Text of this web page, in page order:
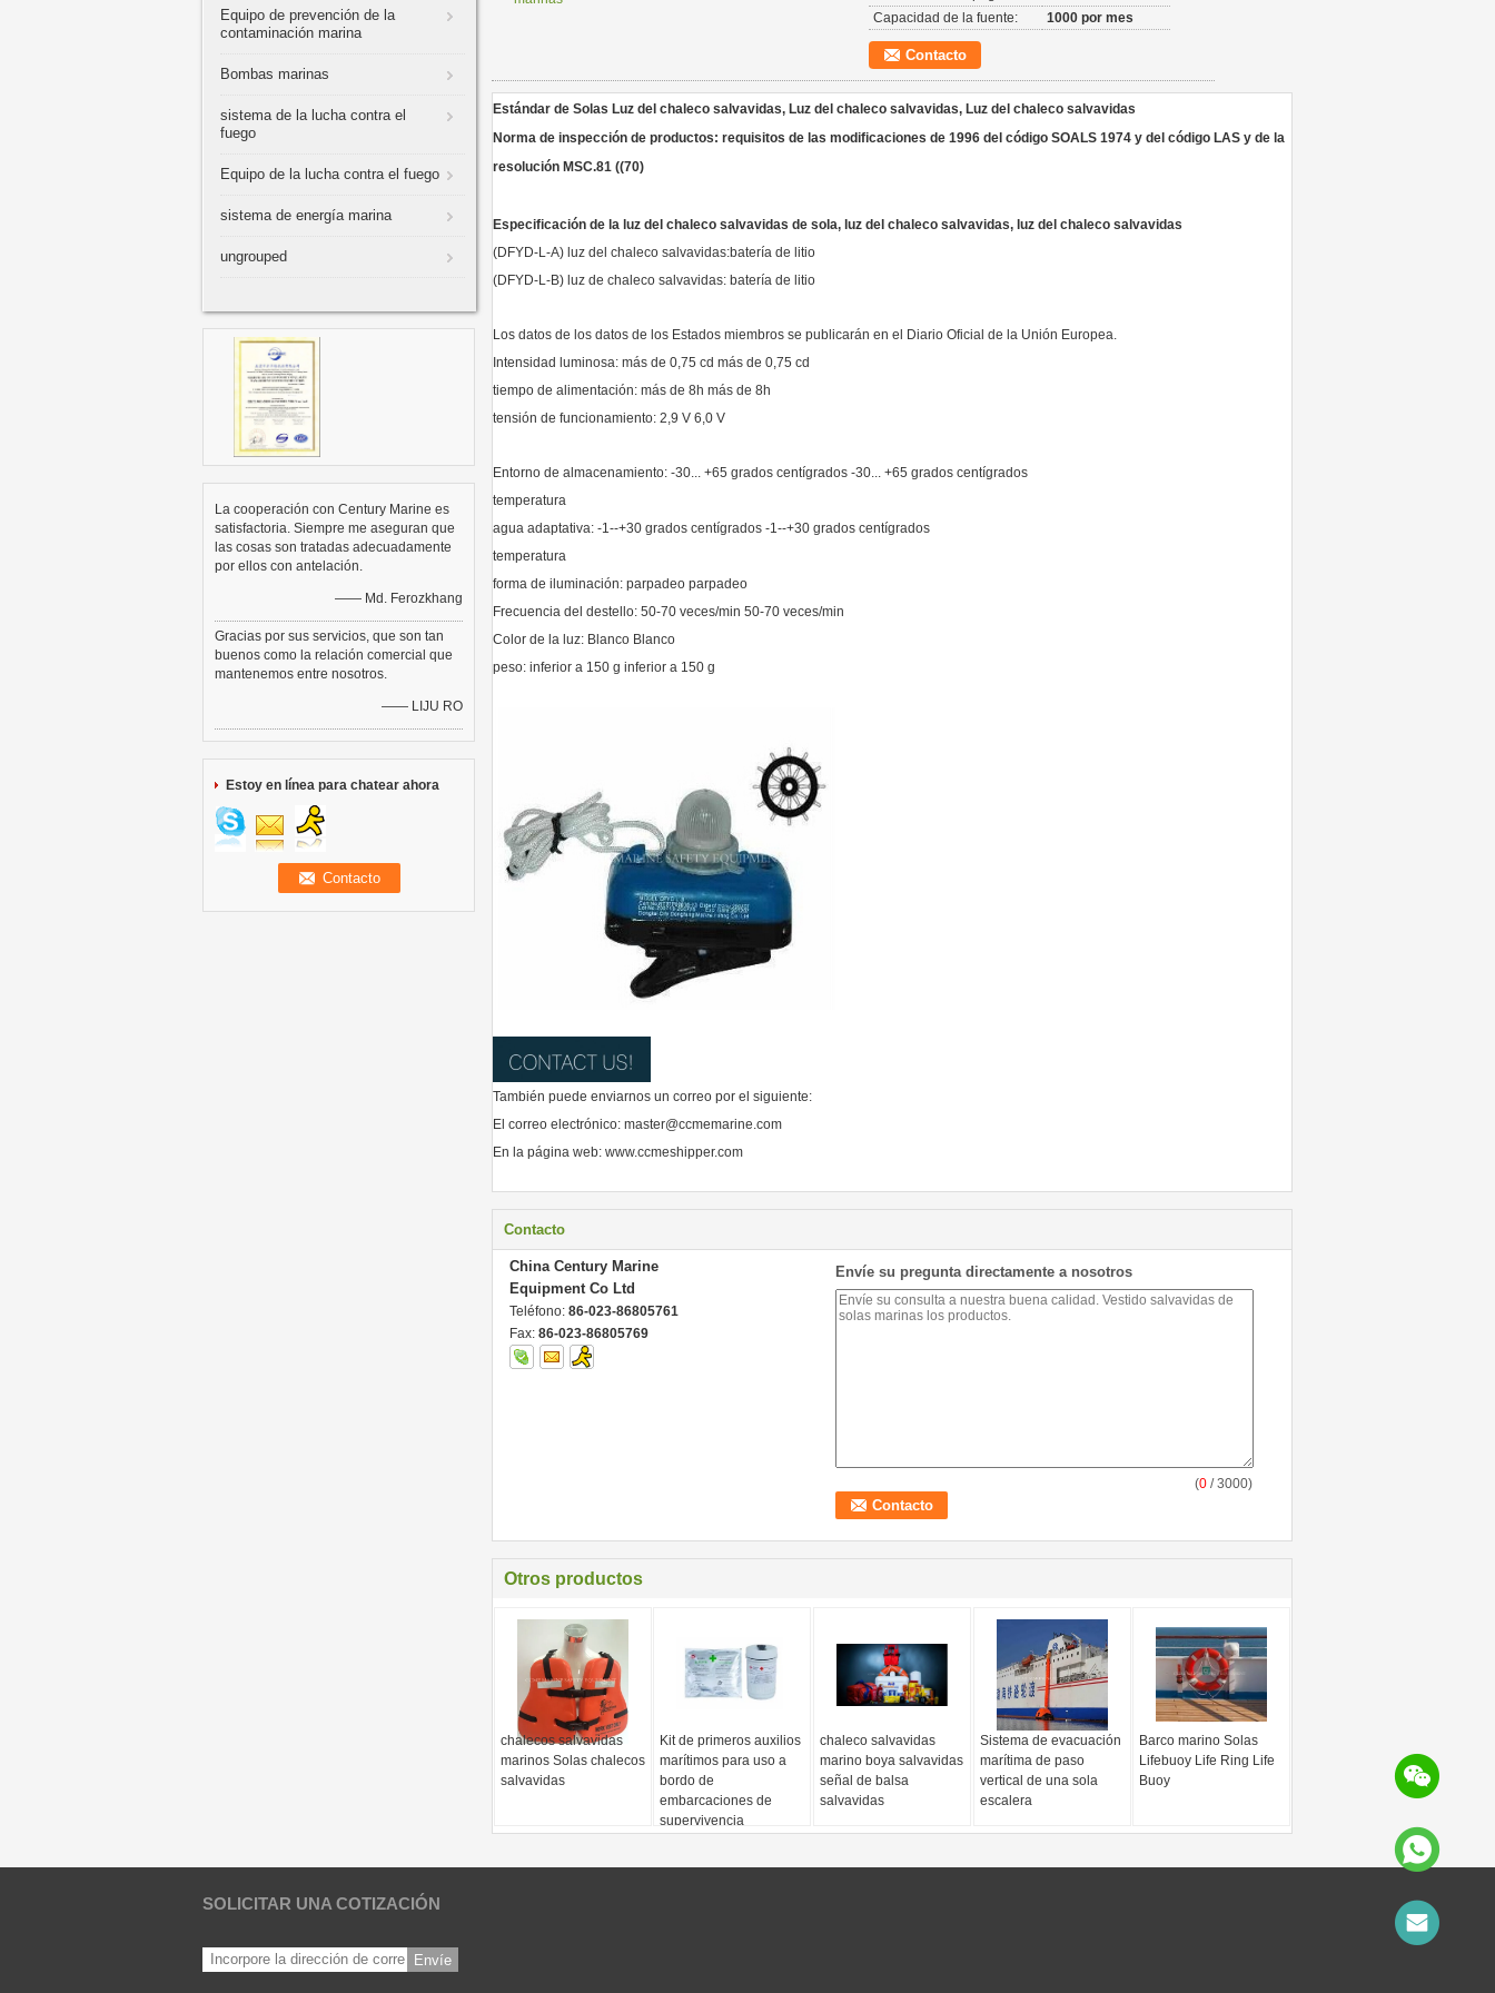
Equipo de prevención de la
contaminación marina
Bombas marinas
sistema de la lucha contra el
fuego
Equipo de la lucha contra el fuego
sistema de energía marina
ungrouped
La cooperación con Century Marine es
satisfactoria. Siempre me aseguran que
las cosas son tratadas adecuadamente
por ellos con antelación.
—— Md. Ferozkhang
Gracias por sus servicios, que son tan
buenos como la relación comercial que
mantenemos entre nosotros.
—— LIJU RO
Estoy en línea para chatear ahora
Capacidad de la fuente:
1000 por mes
Contacto
Estándar de Solas Luz del chaleco salvavidas, Luz del chaleco salvavidas, Luz del chaleco salvavidas
Norma de inspección de productos: requisitos de las modificaciones de 1996 del código SOALS 1974 y del código LAS y de la
resolución MSC.81 ((70)
Especificación de la luz del chaleco salvavidas de sola, luz del chaleco salvavidas, luz del chaleco salvavidas
(DFYD-L-A) luz del chaleco salvavidas:batería de litio
(DFYD-L-B) luz de chaleco salvavidas: batería de litio
Los datos de los datos de los Estados miembros se publicarán en el Diario Oficial de la Unión Europea.
Intensidad luminosa: más de 0,75 cd más de 0,75 cd
tiempo de alimentación: más de 8h más de 8h
tensión de funcionamiento: 2,9 V 6,0 V
Entorno de almacenamiento: -30... +65 grados centígrados -30... +65 grados centígrados
temperatura
agua adaptativa: -1--+30 grados centígrados -1--+30 grados centígrados
temperatura
forma de iluminación: parpadeo parpadeo
Frecuencia del destello: 50-70 veces/min 50-70 veces/min
Color de la luz: Blanco Blanco
peso: inferior a 150 g inferior a 150 g
También puede enviarnos un correo por el siguiente:
El correo electrónico: master@ccmemarine.com
En la página web: www.ccmeshipper.com
Contacto
China Century Marine
Equipment Co Ltd
Teléfono: 86-023-86805761
Fax: 86-023-86805769
Envíe su pregunta directamente a nosotros
(0 / 3000)
Otros productos
chalecos salvavidas
marinos Solas chalecos
salvavidas
Kit de primeros auxilios
marítimos para uso a
bordo de
embarcaciones de
supervivencia
chaleco salvavidas
marino boya salvavidas
señal de balsa
salvavidas
Sistema de evacuación
marítima de paso
vertical de una sola
escalera
Barco marino Solas
Lifebuoy Life Ring Life
Buoy
SOLICITAR UNA COTIZACIÓN
Envíe